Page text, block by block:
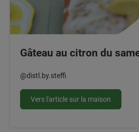
Gâteau au citron du
@distl.by.steffi
Vers l'article sur la maison